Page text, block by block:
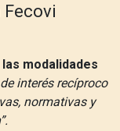
Fecovi
modalidades
interés recíproco
normativas y